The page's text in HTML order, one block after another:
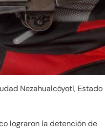
Nezahualcóyotl, Estado
lograron la detención de